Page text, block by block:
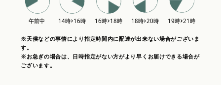
※天候などの事情により指定時間内に配達が出来ない場合がございま
す。
※お急ぎの場合は、日時指定がない方がより早くお届けできる場合が
ございます。